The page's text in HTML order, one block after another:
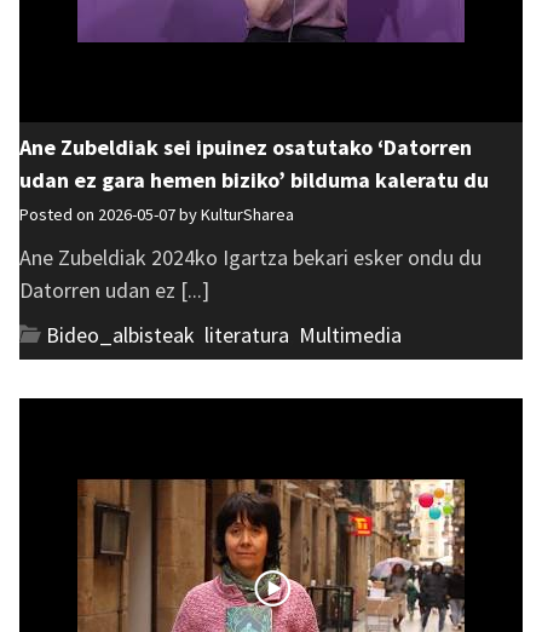
Ane Zubeldiak sei ipuinez osatutako ‘Datorren
udan ez gara hemen biziko’ bilduma kaleratu du
Posted on 2026-05-07 byKulturSharea
Ane Zubeldiak 2024ko Igartza bekari esker ondu du
Datorren udan ez [...]
Bideo_albisteak literatura Multimedia